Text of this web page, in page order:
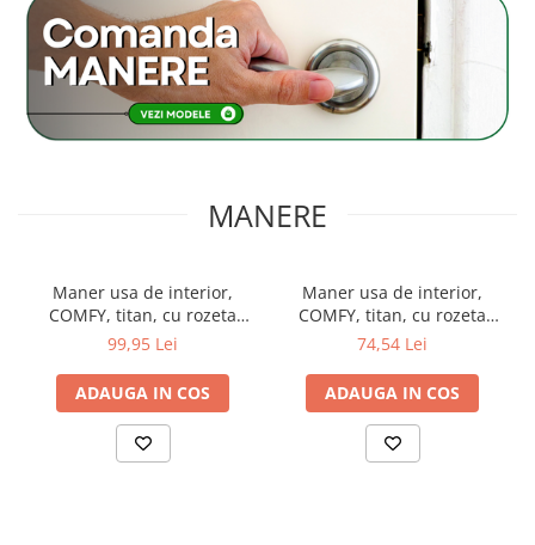
MANERE
Maner usa de interior,
COMFY, titan, cu rozeta
buton
99,95 Lei
ADAUGA IN COS
Maner usa de interior,
COMFY, titan, cu rozeta
cilindru/butuc
74,54 Lei
ADAUGA IN COS